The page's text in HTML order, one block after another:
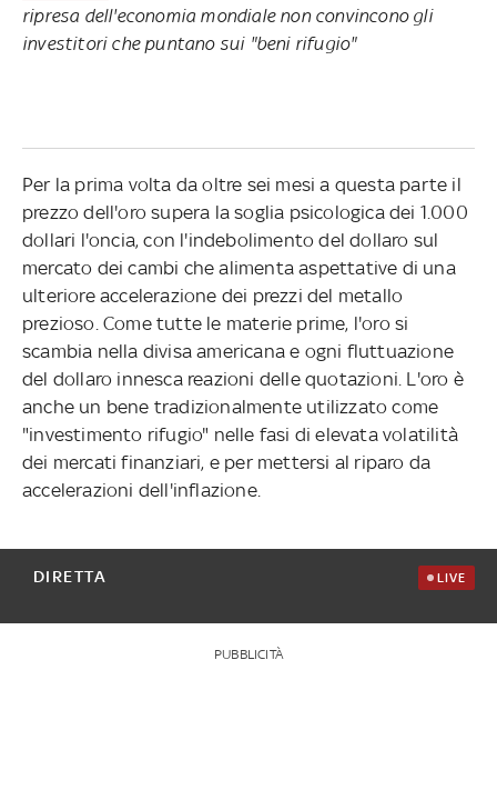
ripresa dell'economia mondiale non convincono gli
investitori che puntano sui "beni rifugio"
Per la prima volta da oltre sei mesi a questa parte il
prezzo dell'oro supera la soglia psicologica dei 1.000
dollari l'oncia, con l'indebolimento del dollaro sul
mercato dei cambi che alimenta aspettative di una
ulteriore accelerazione dei prezzi del metallo
prezioso. Come tutte le materie prime, l'oro si
scambia nella divisa americana e ogni fluttuazione
del dollaro innesca reazioni delle quotazioni. L'oro è
anche un bene tradizionalmente utilizzato come
"investimento rifugio" nelle fasi di elevata volatilità
dei mercati finanziari, e per mettersi al riparo da
accelerazioni dell'inflazione.
DIRETTA LIVE
PUBBLICITÀ